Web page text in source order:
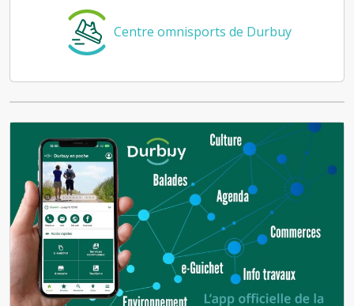
Centre omnisports de Durbuy